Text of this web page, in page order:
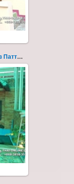
Ко Самет отель Sea Breeze тур из Паттайи фото 126
с
Ао